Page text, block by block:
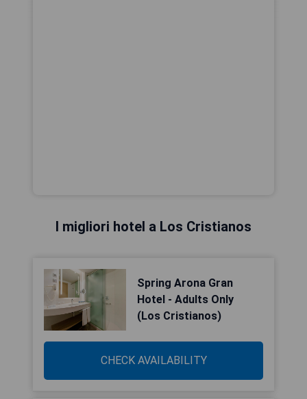
I migliori hotel a Los Cristianos
Spring Arona Gran
Hotel - Adults Only
(Los Cristianos)
CHECK AVAILABILITY